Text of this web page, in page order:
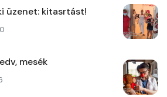
üzenet: kitasrtást!
mesék